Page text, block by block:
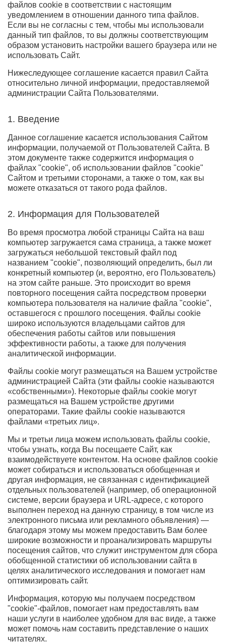
файлов cookie в соответствии с настоящим
уведомлением в отношении данного типа файлов.
Если вы не согласны с тем, чтобы мы использовали
данный тип файлов, то вы должны соответствующим
образом установить настройки вашего браузера или не
использовать Сайт.
Нижеследующее соглашение касается правил Сайта
относительно личной информации, предоставляемой
администрации Сайта Пользователями.
1. Введение
Данное соглашение касается использования Сайтом
информации, получаемой от Пользователей Сайта. В
этом документе также содержится информация о
файлах "cookie", об использовании файлов "cookie"
Сайтом и третьими сторонами, а также о том, как вы
можете отказаться от такого рода файлов.
2. Информация для Пользователей
Во время просмотра любой страницы Сайта на ваш
компьютер загружается сама страница, а также может
загружаться небольшой текстовый файл под
названием "cookie", позволяющий определить, был ли
конкретный компьютер (и, вероятно, его Пользователь)
на этом сайте раньше. Это происходит во время
повторного посещения сайта посредством проверки
компьютера пользователя на наличие файла "cookie",
оставшегося с прошлого посещения. Файлы cookie
широко используются владельцами сайтов для
обеспечения работы сайтов или повышения
эффективности работы, а также для получения
аналитической информации.
Файлы cookie могут размещаться на Вашем устройстве
администрацией Сайта (эти файлы cookie называются
«собственными»). Некоторые файлы cookie могут
размещаться на Вашем устройстве другими
операторами. Такие файлы cookie называются
файлами «третьих лиц».
Мы и третьи лица можем использовать файлы cookie,
чтобы узнать, когда Вы посещаете Сайт, как
взаимодействуете контентом. На основе файлов cookie
может собираться и использоваться обобщенная и
другая информация, не связанная с идентификацией
отдельных пользователей (например, об операционной
системе, версии браузера и URL-адресе, с которого
выполнен переход на данную страницу, в том числе из
электронного письма или рекламного объявления) —
благодаря этому мы можем предоставить Вам более
широкие возможности и проанализировать маршруты
посещения сайтов, что служит инструментом для сбора
обобщенной статистики об использовании сайта в
целях аналитического исследования и помогает нам
оптимизировать сайт.
Информация, которую мы получаем посредством
"cookie"-файлов, помогает нам предоставлять вам
наши услуги в наиболее удобном для вас виде, а также
может помочь нам составить представление о наших
читателях.